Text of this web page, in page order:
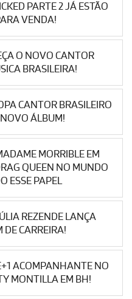
PARTE 2 JÁ ESTÃO
VENDA!
O NOVO CANTOR
BRASILEIRA!
CANTOR BRASILEIRO
ÁLBUM!
MORRIBLE EM
QUEEN NO MUNDO
ESSE PAPEL
REZENDE LANÇA
DE CARREIRA!
ACOMPANHANTE NO
MONTILLA EM BH!